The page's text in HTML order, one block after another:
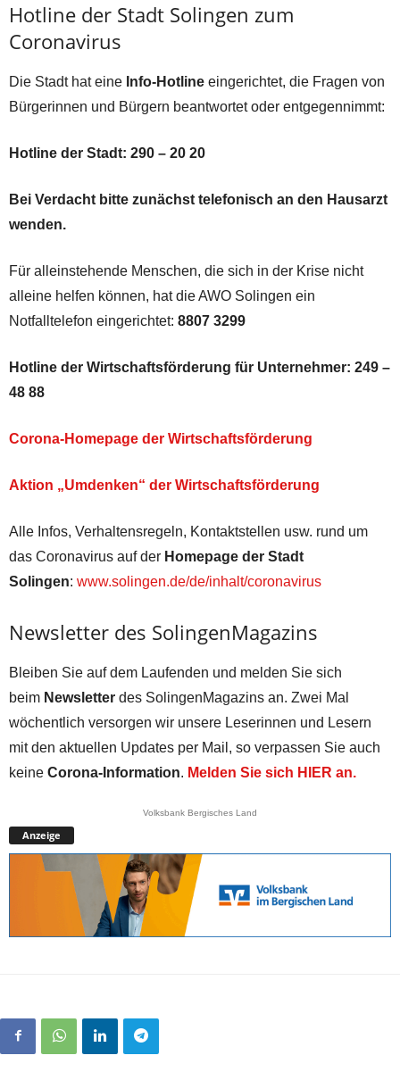
Hotline der Stadt Solingen zum
Coronavirus
Die Stadt hat eine Info-Hotline eingerichtet, die Fragen von
Bürgerinnen und Bürgern beantwortet oder entgegennimmt:
Hotline der Stadt: 290 – 20 20
Bei Verdacht bitte zunächst telefonisch an den Hausarzt
wenden.
Für alleinstehende Menschen, die sich in der Krise nicht
alleine helfen können, hat die AWO Solingen ein
Notfalltelefon eingerichtet: 8807 3299
Hotline der Wirtschaftsförderung für Unternehmer: 249 –
48 88
Corona-Homepage der Wirtschaftsförderung
Aktion „Umdenken“ der Wirtschaftsförderung
Alle Infos, Verhaltensregeln, Kontaktstellen usw. rund um
das Coronavirus auf der Homepage der Stadt
Solingen: www.solingen.de/de/inhalt/coronavirus
Newsletter des SolingenMagazins
Bleiben Sie auf dem Laufenden und melden Sie sich
beim Newsletter des SolingenMagazins an. Zwei Mal
wöchentlich versorgen wir unsere Leserinnen und Lesern
mit den aktuellen Updates per Mail, so verpassen Sie auch
keine Corona-Information. Melden Sie sich HIER an.
Volksbank Bergisches Land
Anzeige